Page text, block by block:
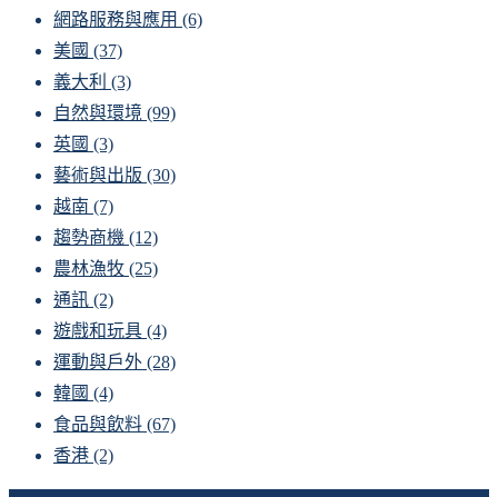
網路服務與應用 (6)
美國 (37)
義大利 (3)
自然與環境 (99)
英國 (3)
藝術與出版 (30)
越南 (7)
趨勢商機 (12)
農林漁牧 (25)
通訊 (2)
遊戲和玩具 (4)
運動與戶外 (28)
韓國 (4)
食品與飲料 (67)
香港 (2)